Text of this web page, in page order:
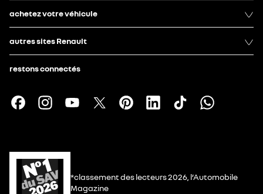
achetez votre véhicule
autres sites Renault
restons connectés
*classement des lecteurs 2026, l’Automobile
Magazine